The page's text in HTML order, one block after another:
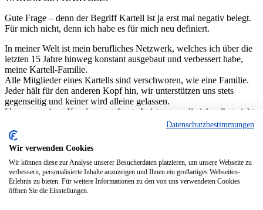
Gute Frage – denn der Begriff Kartell ist ja erst mal negativ belegt.
Für mich nicht, denn ich habe es für mich neu definiert.
In meiner Welt ist mein berufliches Netzwerk, welches ich über die
letzten 15 Jahre hinweg konstant ausgebaut und verbessert habe,
meine Kartell-Familie.
Alle Mitglieder eines Kartells sind verschworen, wie eine Familie.
Jeder hält für den anderen Kopf hin, wir unterstützen uns stets
gegenseitig und keiner wird alleine gelassen.
Um von meinen Kunden angefragte Leistungen, die ich selbst nicht
erbringen kann, zu realisieren, aktiviere ich genau die richtigen
Mitglieder meiner Kartell-Familie und orchestriere das
Gesamtprojekt für meine Kunden.
One face to the customer.
Alle Mitglieder meiner Kartell-Familie können auch individuell
agieren, aber zusammen sind wir eine Band. Bei der jedes Mitglied
sein Instrument perfekt beherrscht und wir zusammen einfach nen
fetten Sound abliefern.
Datenschutzbestimmungen
Wir verwenden Cookies
Wir können diese zur Analyse unserer Besucherdaten platzieren, um unsere Webseite zu
verbessern, personalisierte Inhalte anzuzeigen und Ihnen ein großartiges Webseiten-
Erlebnis zu bieten. Für weitere Informationen zu den von uns verwendeten Cookies
öffnen Sie die Einstellungen.